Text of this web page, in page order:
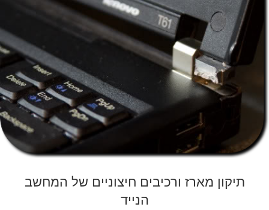
תיקון מארז ורכיבים חיצוניים של המחשב
הנייד